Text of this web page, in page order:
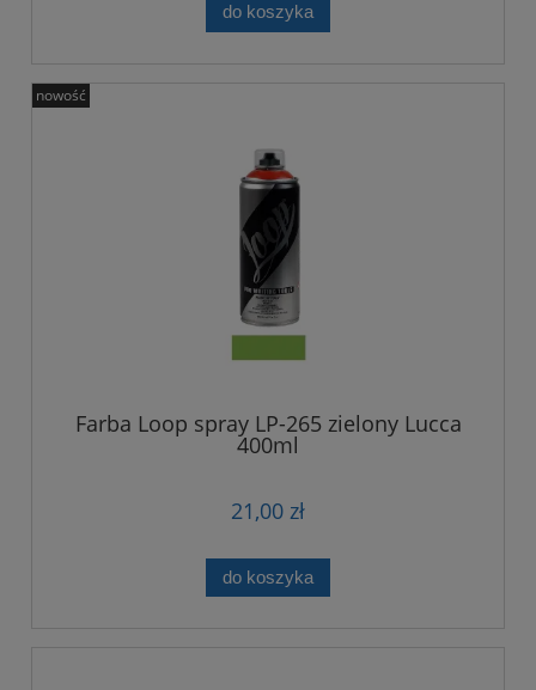
do koszyka
Farba Loop spray LP-265 zielony Lucca
400ml
21,00 zł
do koszyka
nowość